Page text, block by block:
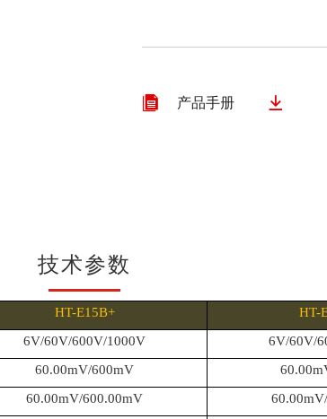
 产品手册 
技术参数
HT-E15B+
HT-
6V/60V/600V/1000V
6V/60V/
60.00mV/600mV
60.00mV/600.00mV